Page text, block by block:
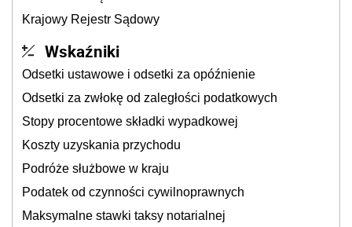
Krajowy Rejestr Sądowy
Wskaźniki
Odsetki ustawowe i odsetki za opóźnienie
Odsetki za zwłokę od zaległości podatkowych
Stopy procentowe składki wypadkowej
Koszty uzyskania przychodu
Podróże służbowe w kraju
Podatek od czynności cywilnoprawnych
Maksymalne stawki taksy notarialnej